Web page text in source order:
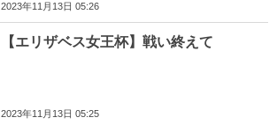
2023年11月13日 05:26
【エリザベス女王杯】戦い終えて
2023年11月13日 05:25